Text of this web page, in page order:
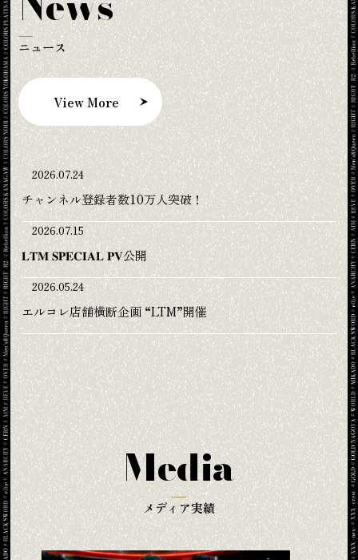
ニュース
View More
2026.07.24
チャンネル登録者数10万人突破！
2026.07.15
𝐋𝐓𝐌 𝐒𝐏𝐄𝐂𝐈𝐀𝐋 𝐏𝐕公開
2026.05.24
エルコレ店舗横断企画 “LTM”開催
Media
メディア実績